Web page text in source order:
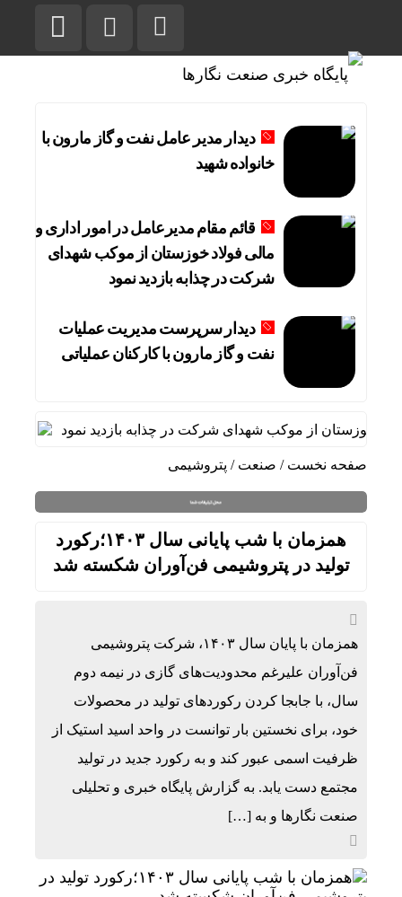
دیدار مدیر عامل نفت و گاز مارون با
خانواده شهید
قائم مقام مدیرعامل در امور اداری و
مالی فولاد خوزستان از موکب شهدای
شرکت در چذابه بازدید نمود
دیدار سرپرست مدیریت عملیات
نفت و گاز مارون با کارکنان عملیاتی
خوزستان از موکب شهدای شرکت در چذابه بازدید نمود دیدار
صفحه نخست / صنعت / پتروشیمی
همزمان با شب پایانی سال ۱۴۰۳؛رکورد
تولید در پتروشیمی فن‌آوران شکسته شد
همزمان با پایان سال ۱۴۰۳، شرکت پتروشیمی
فن‌آوران علیرغم محدودیت‌های گازی در نیمه دوم
سال، با جابجا کردن رکوردهای تولید در محصولات
خود، برای نخستین بار توانست در واحد اسید استیک از
ظرفیت اسمی عبور کند و به رکورد جدید در تولید
مجتمع دست یابد. به گزارش پایگاه خبری و تحلیلی
صنعت نگارها و به […]